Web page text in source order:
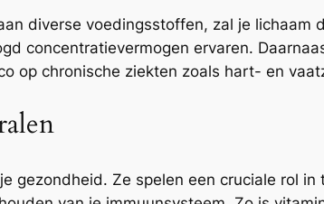
diverse voedingsstoffen, zal je lichaam
concentratievermogen ervaren.
op chronische ziekten zoals hart- en
gezondheid. Ze spelen een cruciale rol